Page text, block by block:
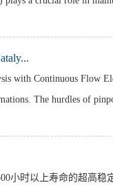
with Continuous Flow
The hurdles of
小时以上寿命的超高稳